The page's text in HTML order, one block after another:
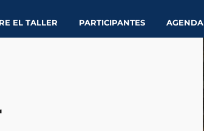
EL TALLER PARTICIPANTES AGENDA